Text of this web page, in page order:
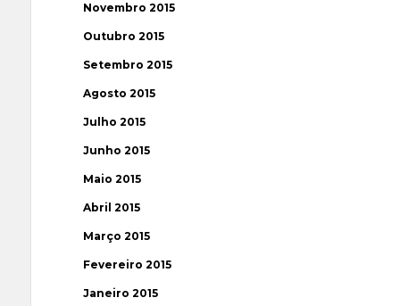
Novembro 2015
Outubro 2015
Setembro 2015
Agosto 2015
Julho 2015
Junho 2015
Maio 2015
Abril 2015
Março 2015
Fevereiro 2015
Janeiro 2015